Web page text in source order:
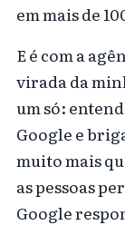
em mais de
E é com a
virada da
um só:
Google e
muito mais
as pessoas
Google